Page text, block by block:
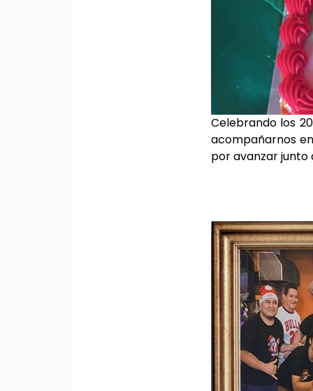
Celebrando los
acompañarnos
por avanzar junto